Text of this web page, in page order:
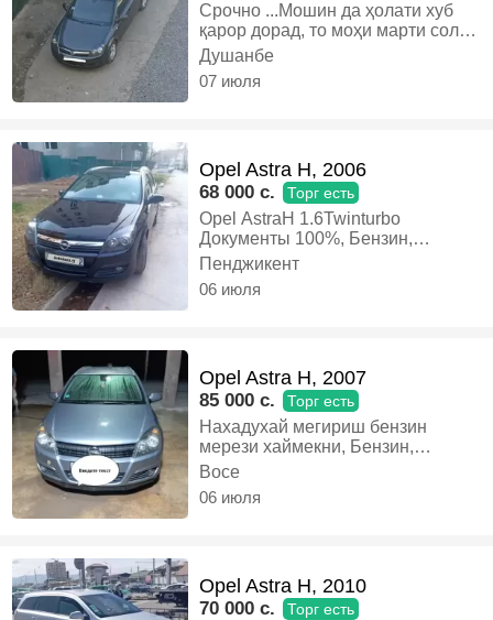
Срочно ...Мошин да ҳолати хуб
қарор дорад, то моҳи марти соли
2026 ҳуҷат дора утилизатсия
дора канесанер ях, камтар
муомила дорад, Газ-бензин,
Душанбе
07 июля
Opel Astra H, 2006
68 000 c. Торг есть
Opel AstraH 1.6Twinturbo
Документы 100%, Бензин,
Механика, Универсал
Пенджикент
06 июля
Opel Astra H, 2007
85 000 c. Торг есть
Нахадухай мегириш бензин
мерези хаймекни, Бензин,
Механика, Универсал
Восе
06 июля
Opel Astra H, 2010
70 000 c. Торг есть